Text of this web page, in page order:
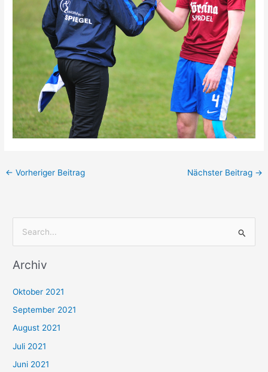
← Vorheriger Beitrag Nächster Beitrag →
c
n
n
a
c
Archiv
Oktober 2021
September 2021
August 2021
Juli 2021
Juni 2021